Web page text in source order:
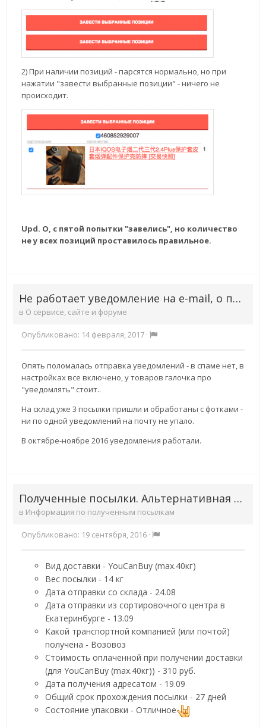
2) При наличии позиций - парсятся нормально, но при
нажатии "завести выбранные позиции" - ничего не
происходит.
Upd. О, с пятой попытки "завелись", но количество
не у всех позиций проставилось правильное.
Не работает уведомление на e-mail, о получении товара на склад.
в О сервисе, сайте и форуме
Опубликовано: 14 февраля, 2017 ·
Опять поломалась отправка уведомлений - в спаме нет, в
настройках все включено, у товаров галочка про
"уведомлять" стоит..
На склад уже 3 посылки пришли и обработаны с фотками -
ни по одной уведомлений на почту не упало.
В октябре-ноябре 2016 уведомления работали.
Полученные посылки. Альтернативная доставка
в Информация по полученным посылкам
Опубликовано: 19 сентября, 2016 ·
Вид доставки - YouCanBuy (max.40кг)
Вес посылки - 14 кг
Дата отправки со склада - 24.08
Дата отправки из сортировочного центра в
Екатеринбурге - 13.09
Какой транспортной компанией (или почтой)
получена - Возовоз
Стоимость оплаченной при получении доставки
(для YouCanBuy (max.40кг)) - 310 руб.
Дата получения адресатом - 19.09
Общий срок прохождения посылки - 27 дней
Состояние упаковки - Отличное